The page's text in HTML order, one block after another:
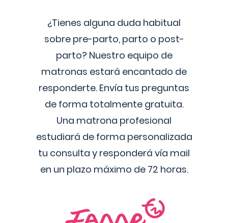
¿Tienes alguna duda habitual
sobre pre-parto, parto o post-
parto? Nuestro equipo de
matronas estará encantado de
responderte. Envía tus preguntas
de forma totalmente gratuita.
Una matrona profesional
estudiará de forma personalizada
tu consulta y responderá vía mail
en un plazo máximo de 72 horas.